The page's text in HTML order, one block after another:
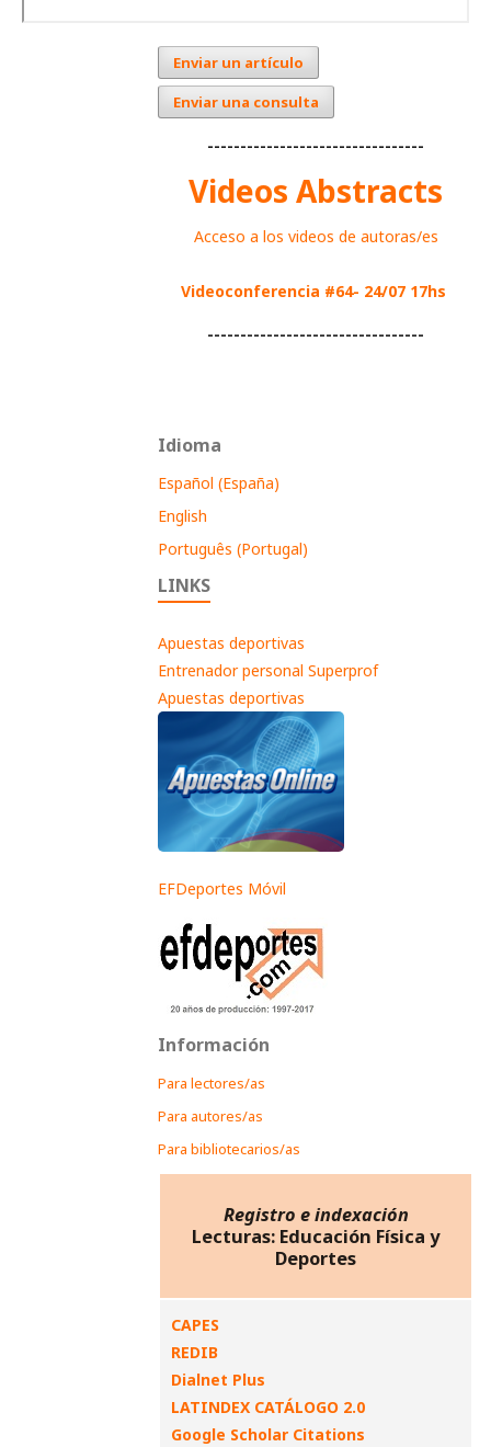
Enviar un artículo
Enviar una consulta
---------------------------------
Videos Abstracts
Acceso a los videos de autoras/es
Videoconferencia #64- 24/07 17hs
---------------------------------
Idioma
Español (España)
English
Português (Portugal)
LINKS
Apuestas deportivas
Entrenador personal Superprof
Apuestas deportivas
EFDeportes Móvil
Información
Para lectores/as
Para autores/as
Para bibliotecarios/as
Registro e indexación
Lecturas: Educación Física y
Deportes
CAPES
REDIB
Dialnet Plus
LATINDEX CATÁLOGO 2.0
Google Scholar Citations